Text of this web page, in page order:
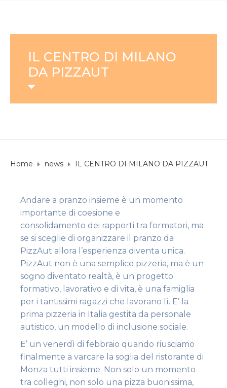
IL CENTRO DI MILANO
DA PIZZAUT
Home news IL CENTRO DI MILANO DA PIZZAUT
Andare a pranzo insieme è un momento
importante di coesione e
consolidamento dei rapporti tra formatori, ma
se si sceglie di organizzare il pranzo da
PizzAut allora l’esperienza diventa unica.
PizzAut non è una semplice pizzeria, ma è un
sogno diventato realtà, è un progetto
formativo, lavorativo e di vita, è una famiglia
per i tantissimi ragazzi che lavorano lì. E’ la
prima pizzeria in Italia gestita da personale
autistico, un modello di inclusione sociale.
E’ un venerdì di febbraio quando riusciamo
finalmente a varcare la soglia del ristorante di
Monza tutti insieme. Non solo un momento
tra colleghi, non solo una pizza buonissima,